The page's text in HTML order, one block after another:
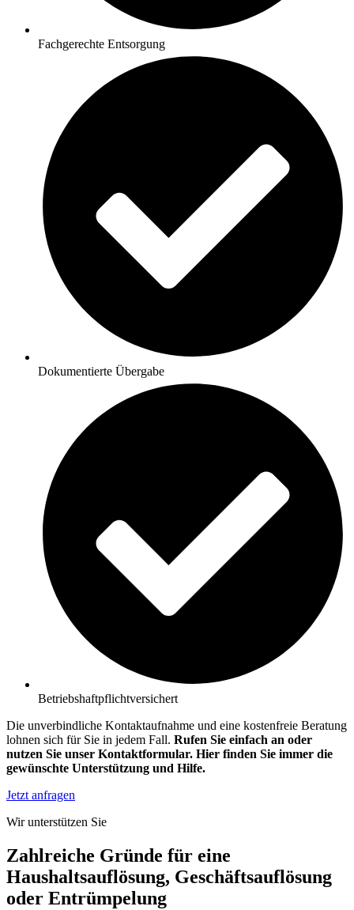
Fachgerechte Entsorgung
Dokumentierte Übergabe
Betriebshaftpflichtversichert
Die unverbindliche Kontaktaufnahme und eine kostenfreie Beratung
lohnen sich für Sie in jedem Fall. Rufen Sie einfach an oder
nutzen Sie unser Kontaktformular. Hier finden Sie immer die
gewünschte Unterstützung und Hilfe.
Jetzt anfragen
Wir unterstützen Sie
Zahlreiche Gründe für eine
Haushaltsauflösung, Geschäftsauflösung
oder Entrümpelung